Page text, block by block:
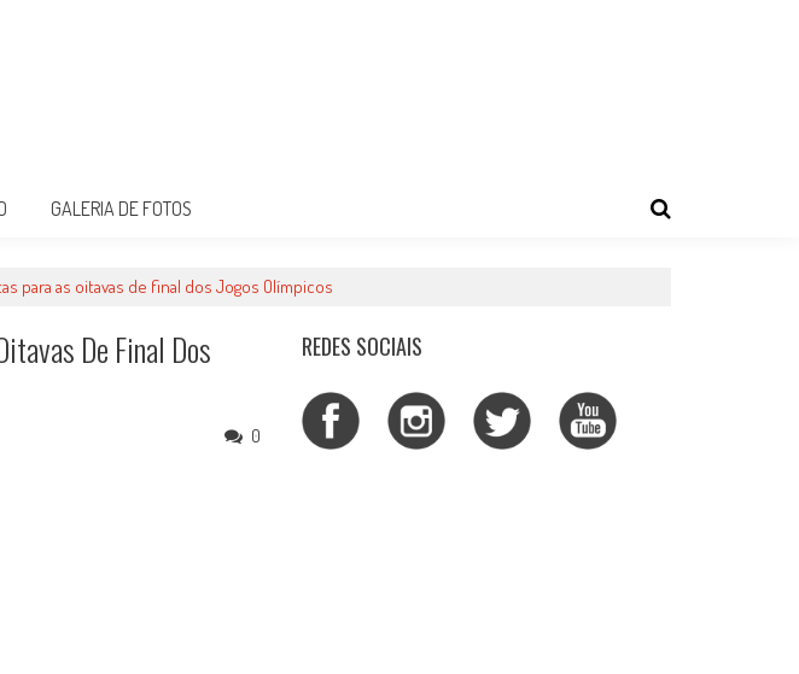
GALERIA DE FOTOS
para as oitavas de final dos Jogos Olímpicos
De Final Dos
0
REDES SOCIAIS